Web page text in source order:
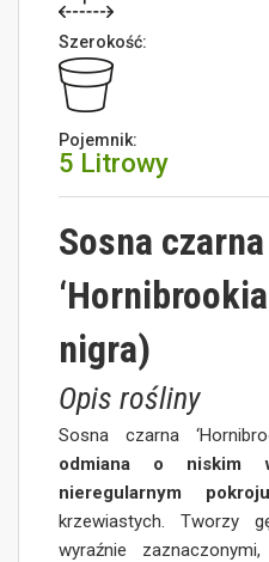
Szerokość:
Pojemnik:
5 Litrowy
Sosna czarna
nigra)
Opis rośliny
Sosna czarna
odmiana o niskim
nieregularnym pokroju
krzewiastych. Tworzy
wyraźnie